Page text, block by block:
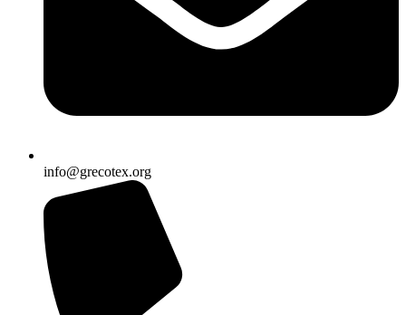
info@grecotex.org